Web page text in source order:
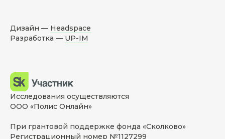
Дизайн — Headspace
Разработка — UP-IM
Исследования осуществляются
ООО «Полис Онлайн»
При грантовой поддержке фонда «Сколково»
Регистрационный номер №1127299